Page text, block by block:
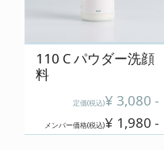
110 C パウダー洗顔
料
定価(税込)¥ 3,080 -
メンバー価格(税込)¥ 1,980 -